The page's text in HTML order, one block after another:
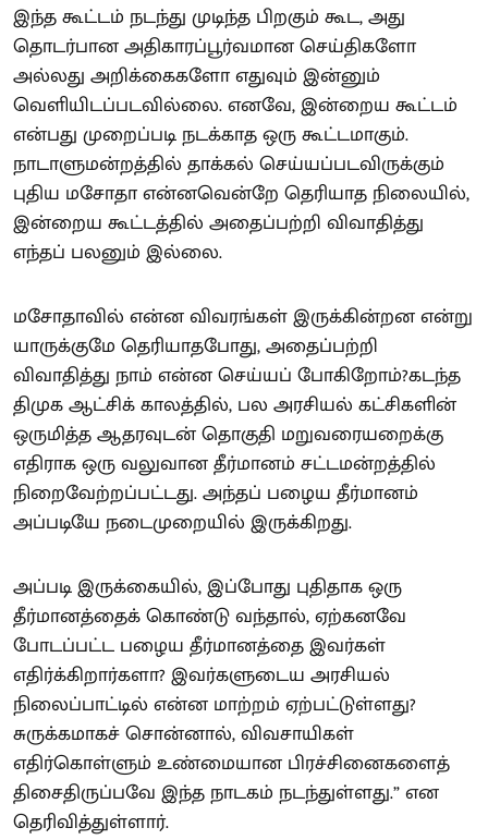
இந்த கூட்டம் நடந்து முடிந்த பிறகும் கூட, அது
தொடர்பான அதிகாரப்பூர்வமான செய்திகளோ
அல்லது அறிக்கைகளோ எதுவும் இன்னும்
வெளியிடப்படவில்லை. எனவே, இன்றைய கூட்டம்
என்பது முறைப்படி நடக்காத ஒரு கூட்டமாகும்.
நாடாளுமன்றத்தில் தாக்கல் செய்யப்படவிருக்கும்
புதிய மசோதா என்னவென்றே தெரியாத நிலையில்,
இன்றைய கூட்டத்தில் அதைப்பற்றி விவாதித்து
எந்தப் பலனும் இல்லை.
மசோதாவில் என்ன விவரங்கள் இருக்கின்றன என்று
யாருக்குமே தெரியாதபோது, அதைப்பற்றி
விவாதித்து நாம் என்ன செய்யப் போகிறோம்?கடந்த
திமுக ஆட்சிக் காலத்தில், பல அரசியல் கட்சிகளின்
ஒருமித்த ஆதரவுடன் தொகுதி மறுவரையறைக்கு
எதிராக ஒரு வலுவான தீர்மானம் சட்டமன்றத்தில்
நிறைவேற்றப்பட்டது. அந்தப் பழைய தீர்மானம்
அப்படியே நடைமுறையில் இருக்கிறது.
அப்படி இருக்கையில், இப்போது புதிதாக ஒரு
தீர்மானத்தைக் கொண்டு வந்தால், ஏற்கனவே
போடப்பட்ட பழைய தீர்மானத்தை இவர்கள்
எதிர்க்கிறார்களா? இவர்களுடைய அரசியல்
நிலைப்பாட்டில் என்ன மாற்றம் ஏற்பட்டுள்ளது?
சுருக்கமாகச் சொன்னால், விவசாயிகள்
எதிர்கொள்ளும் உண்மையான பிரச்சினைகளைத்
திசைதிருப்பவே இந்த நாடகம் நடந்துள்ளது.” என
தெரிவித்துள்ளார்.